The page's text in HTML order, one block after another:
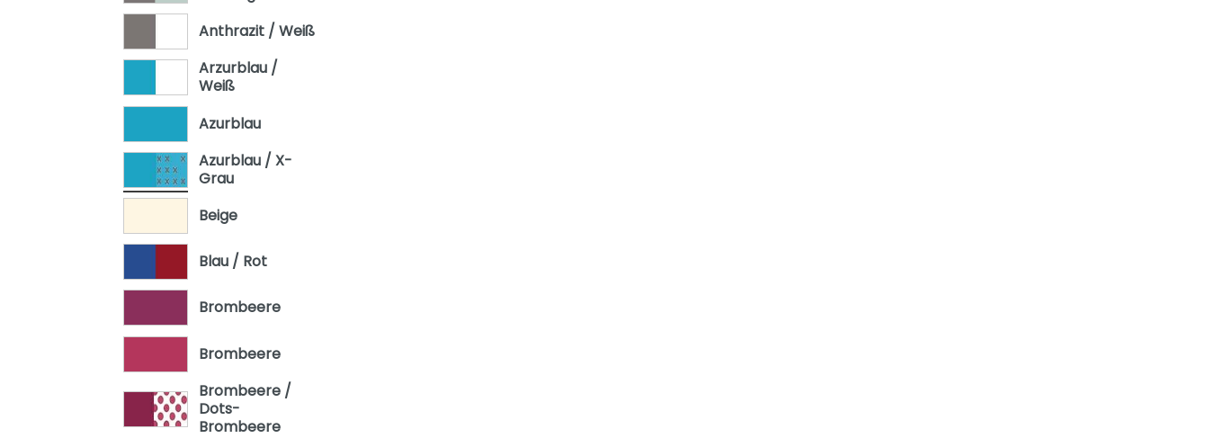
Oscar
Remo
Stiene
Yolanda
Anthrazit / Weiß
Arzurblau /
Weiß
Azurblau
Azurblau / X-
Grau
Beige
Blau / Rot
Brombeere
Brombeere
Brombeere /
Dots-
Brombeere